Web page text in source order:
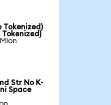
Tokenized)
Str No K-
Space